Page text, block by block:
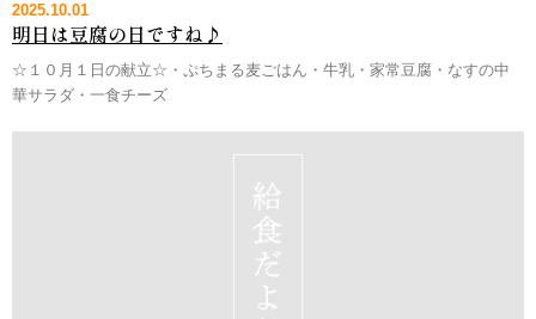
2025.10.01
明日は豆腐の日ですね♪
☆１０月１日の献立☆・ぷちまる麦ごはん・牛乳・家常豆腐・なすの中
華サラダ・一食チーズ